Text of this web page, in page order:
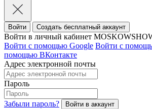
Войти Создать бесплатный аккаунт
Войти в личный кабинет
Войти с помощью Google Войти с
помощью ВКонтакте
Адрес электронной почты
Пароль
Забыли пароль?